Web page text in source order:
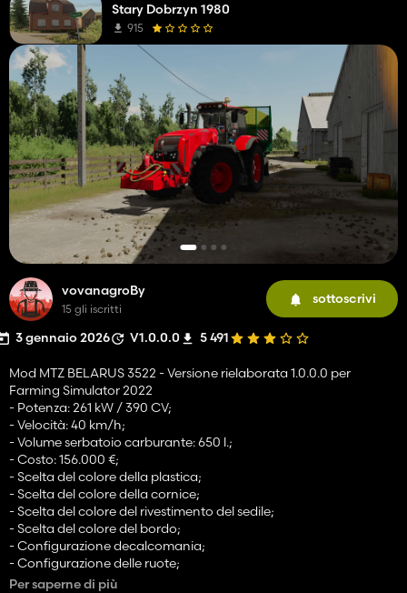
vovanagroBy
15 gli iscritti
sottoscrivi
3 gennaio 2026 V1.0.0.0 5 491
Mod MTZ BELARUS 3522 - Versione rielaborata 1.0.0.0 per
Farming Simulator 2022
- Potenza: 261 kW / 390 CV;
- Velocità: 40 km/h;
- Volume serbatoio carburante: 650 l.;
- Costo: 156.000 €;
- Scelta del colore della plastica;
- Scelta del colore della cornice;
- Scelta del colore del rivestimento del sedile;
- Scelta del colore del bordo;
- Configurazione decalcomania;
- Configurazione delle ruote;
- Configurazione targa;
Per saperne di più
Stary Dobrzyn 1980
915